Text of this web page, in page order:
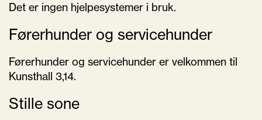
Det er ingen hjelpesystemer i bruk.
Førerhunder og servicehunder
Førerhunder og servicehunder er velkommen til
Kunsthall 3,14.
Stille sone